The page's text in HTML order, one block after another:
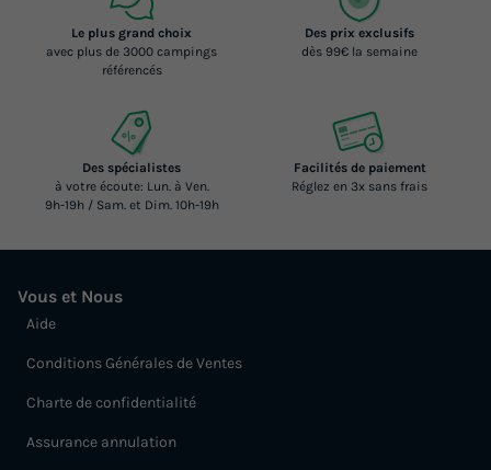
Le plus grand choix
avec plus de 3000 campings
référencés
Des prix exclusifs
dès 99€ la semaine
Des spécialistes
à votre écoute: Lun. à Ven.
9h-19h / Sam. et Dim. 10h-19h
Facilités de paiement
Réglez en 3x sans frais
Vous et Nous
Aide
Conditions Générales de Ventes
Charte de confidentialité
Assurance annulation